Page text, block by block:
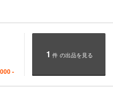
-
1 件 の出品を見る